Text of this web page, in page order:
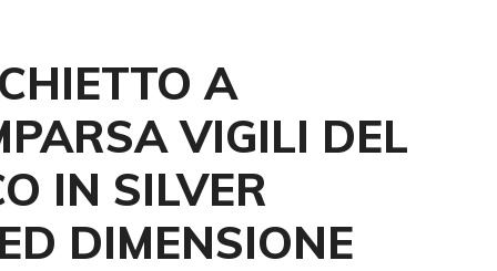
A
VIGILI DEL
IN SILVER
DIMENSIONE